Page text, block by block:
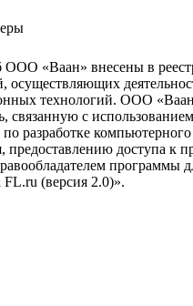
ООО «Ваан» внесены в
осуществляющих
технологий. ООО
связанную с
разработке
предоставлению доступа к
программы
(версия 2.0)».